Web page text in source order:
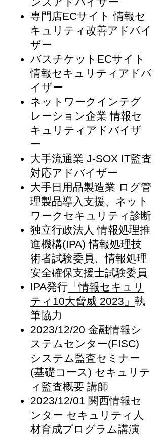
専門店ECサイト 情報セ
キュリティ改善アドバイ
ザー
バスチケットECサイト
情報セキュリティアドバ
イザー
ネットワークインテグ
レーション企業 情報セ
キュリティアドバイザ
ー
大手流通業 J-SOX IT監査
対応アドバイザー
大手日用品製造業 ログ管
理製品導入支援、ネット
ワークセキュリティ診断
独立行政法人 情報処理推
進機構(IPA) 情報処理技
術者試験委員、情報処理
安全確保支援士試験委員
IPA発行 「情報セキュリ
ティ10大脅威 2023」 執
筆協力
2023/12/20 金融情報シ
ステムセンター(FISC)
システム監査セミナー
(基礎コース) セキュリテ
ィ監査概要 講師
2023/12/01 関西情報セ
ンター セキュリティ人
材育成プログラム講演